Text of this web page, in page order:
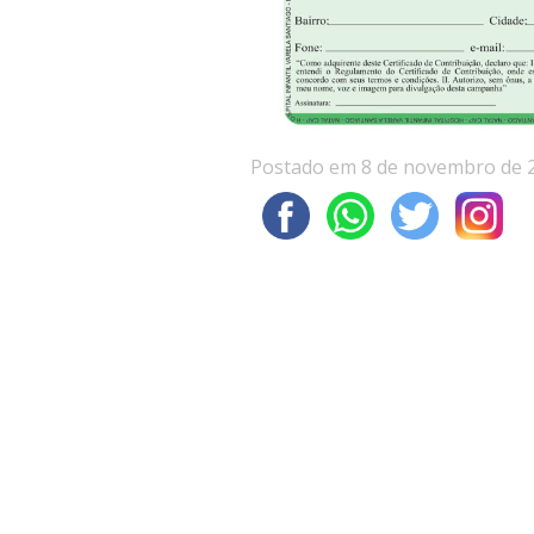
Postado em 8 de novembro de